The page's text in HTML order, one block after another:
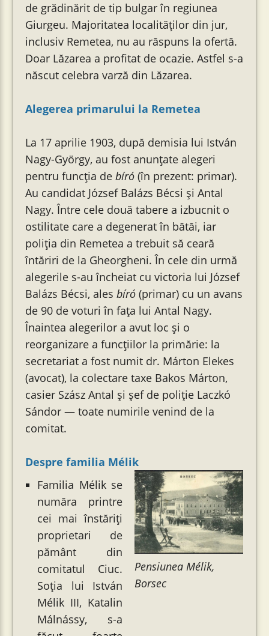
de grădinărit de tip bulgar în regiunea
Giurgeu. Majoritatea localităților din jur,
inclusiv Remetea, nu au răspuns la ofertă.
Doar Lăzarea a profitat de ocazie. Astfel s-a
născut celebra varză din Lăzarea.
Alegerea primarului la Remetea
La 17 aprilie 1903, după demisia lui István
Nagy-György, au fost anunțate alegeri
pentru funcția debíró (în prezent: primar).
Au candidat József Balázs Bécsi și Antal
Nagy. Între cele două tabere a izbucnit o
ostilitate care a degenerat în bătăi, iar
poliția din Remetea a trebuit să ceară
întăriri de la Gheorgheni. În cele din urmă
alegerile s-au încheiat cu victoria lui József
Balázs Bécsi, alesbíró(primar) cu un avans
de 90 de voturi în fața lui Antal Nagy.
Înaintea alegerilor a avut loc și o
reorganizare a funcțiilor la primărie: la
secretariat a fost numit dr. Márton Elekes
(avocat), la colectare taxe Bakos Márton,
casier Szász Antal și șef de poliție Laczkó
Sándor — toate numirile venind de la
comitat.
Despre familia Mélik
Familia Mélik se
număra printre
cei mai înstăriți
proprietari de
pământ din
comitatul Ciuc.
Soția lui István
Mélik III, Katalin
Málnássy, s-a
Pensiunea Mélik,
Borsec